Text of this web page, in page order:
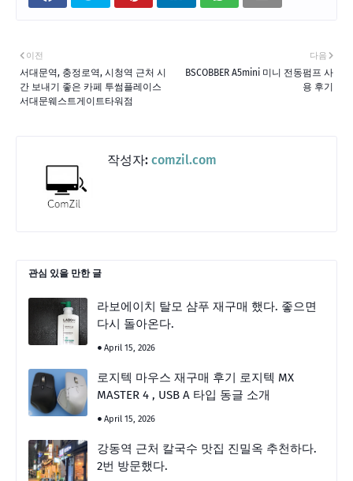
다음
BSCOBBER A5mini 미니 전동펌프 사
용 후기
이전
서대문역, 충정로역, 시청역 근처 시
간 보내기 좋은 카페 투썸플레이스
서대문웨스트게이트타워점
작성자: comzil.com
관심 있을 만한 글
라보에이치 탈모 샴푸 재구매 했다. 좋으면
다시 돌아온다.
April 15, 2026
로지텍 마우스 재구매 후기 로지텍 MX
MASTER 4 , USB A 타입 동글 소개
April 15, 2026
강동역 근처 칼국수 맛집 진밀옥 추천하다.
2번 방문했다.